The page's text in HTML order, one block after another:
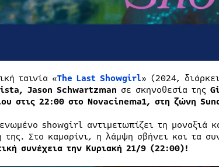
ταινία «The Last Showgirl» (2024,
Jason Schwartzman σε σκηνοθεσία της
στις22:00 στοNovacinema1, στη ζώνη
showgirl αντιμετωπίζει τη μοναξιά
της. Στο καμαρίνι, η λάμψη σβήνει και τα
συνέχεια την Κυριακή 21/9 (22:00)!